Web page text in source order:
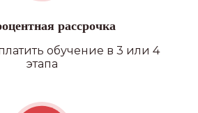
рассрочка
обучение в 3 или 4
этапа